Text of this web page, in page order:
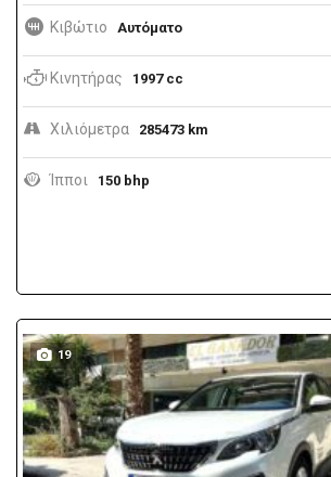
Κιβώτιο Αυτόματο
Κινητήρας 1997 cc
Χιλιόμετρα 285473 km
Ίπποι 150 bhp
19